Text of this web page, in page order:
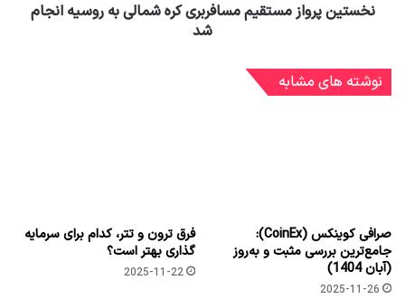
نخستین پرواز مستقیم مسافربری کره شمالی به روسیه انجام
شد
نوشته های مشابه
صرافی کوینکس (CoinEx):
جامع‌ترین بررسی مثبت و به‌روز
(آبان 1404)
2025-11-26
فرق ترون و تتر، کدام برای سرمایه
گذاری بهتر است؟
2025-11-22